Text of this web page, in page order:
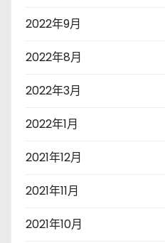
2022年9月
2022年8月
2022年3月
2022年1月
2021年12月
2021年11月
2021年10月